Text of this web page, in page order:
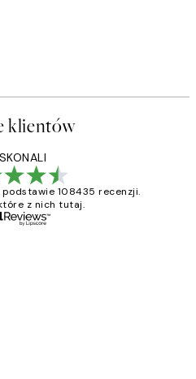
klientów
podstawie 108435 recenzji.
z nich tutaj.